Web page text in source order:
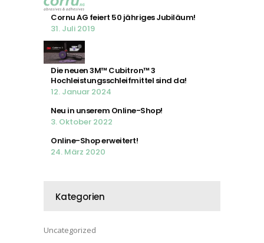
Cornu AG feiert 50 jähriges Jubiläum!
31. Juli 2019
Die neuen 3M™ Cubitron™ 3
Hochleistungsschleifmittel sind da!
12. Januar 2024
Neu in unserem Online-Shop!
3. Oktober 2022
Online-Shop erweitert!
24. März 2020
Kategorien
Uncategorized